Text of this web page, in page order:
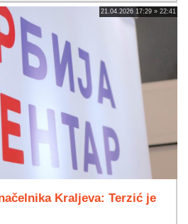
21.04.2026 17:29 » 22:41
Kraljeva: Terzić je